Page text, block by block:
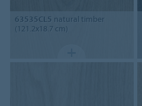
63535CL5 natural timber
(121.2x18.7 cm)